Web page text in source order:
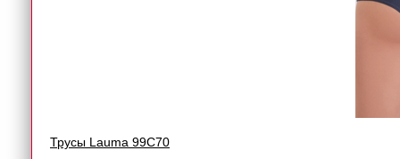
Трусы Lauma 99C70